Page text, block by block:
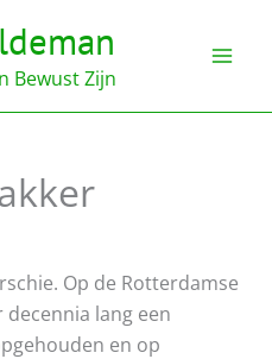
Bewust Zijn
Op de Rotterdamse
decennia lang een
en op